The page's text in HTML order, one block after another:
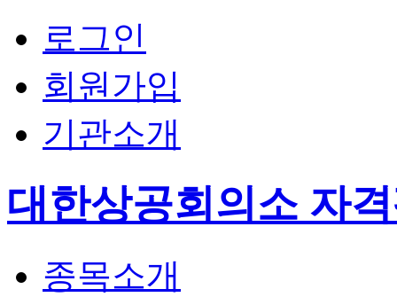
로그인
회원가입
기관소개
대한상공회의소 자
종목소개